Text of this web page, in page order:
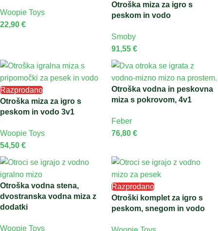
Woopie Toys
22,90 €
Otroška miza za igro s
peskom in vodo
Smoby
91,55 €
Razprodano
Otroška miza za igro s
peskom in vodo 3v1
Woopie Toys
54,50 €
Otroška vodna in peskovna
miza s pokrovom, 4v1
Feber
76,80 €
Otroška vodna stena,
dvostranska vodna miza z
dodatki
Woopie Toys
Razprodano
Otroški komplet za igro s
peskom, snegom in vodo